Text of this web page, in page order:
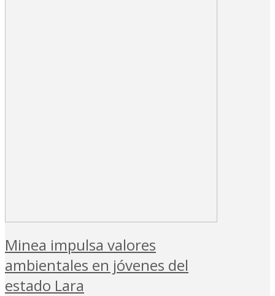
Minea impulsa valores
ambientales en jóvenes del
estado Lara